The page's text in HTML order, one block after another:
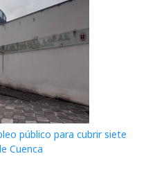
público para cubrir siete
Cuenca